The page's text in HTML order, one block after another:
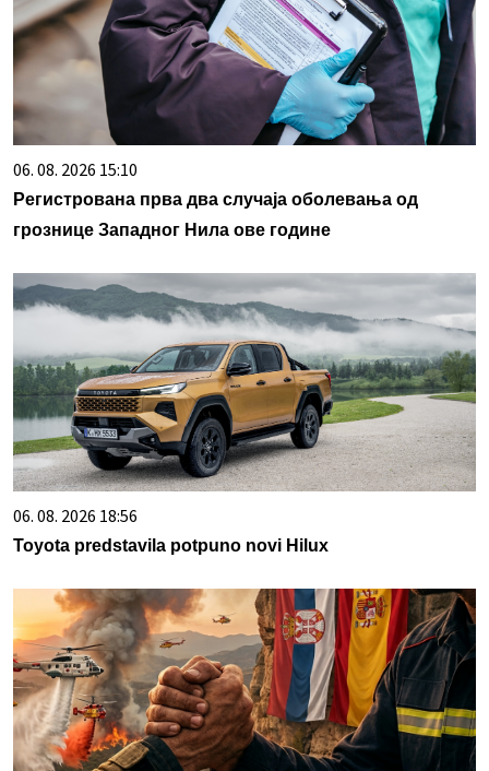
06. 08. 2026 15:10
Регистрована прва два случаја оболевања од
грознице Западног Нила ове године
06. 08. 2026 18:56
Toyota predstavila potpuno novi Hilux